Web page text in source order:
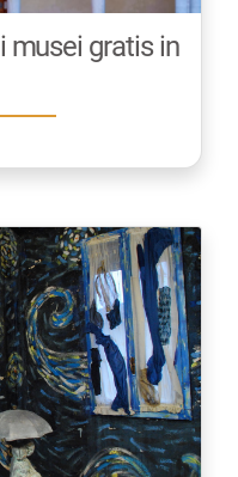
musei gratis in